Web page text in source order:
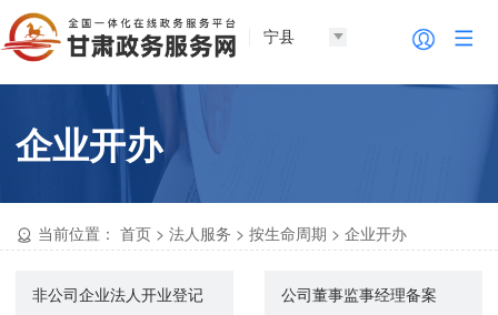
宁县
企业开办
当前位置： 首页 >法人服务 >按生命周期 >企业开办
非公司企业法人开业登记 公司董事监事经理备案